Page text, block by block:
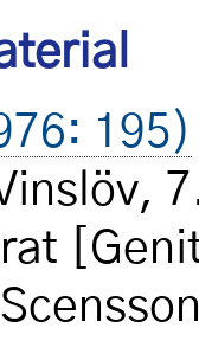
195)